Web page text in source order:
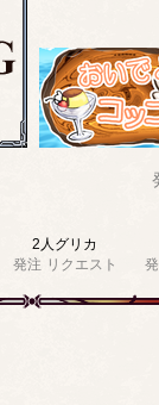
2人グリカ
発注 リクエスト